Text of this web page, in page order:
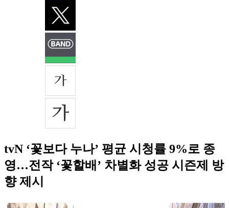
tvN ‘꽃보다 누나’ 평균 시청률 9%로 종
영…전작 ‘꽃할배’ 차별화 성공 시즌제 방
향 제시